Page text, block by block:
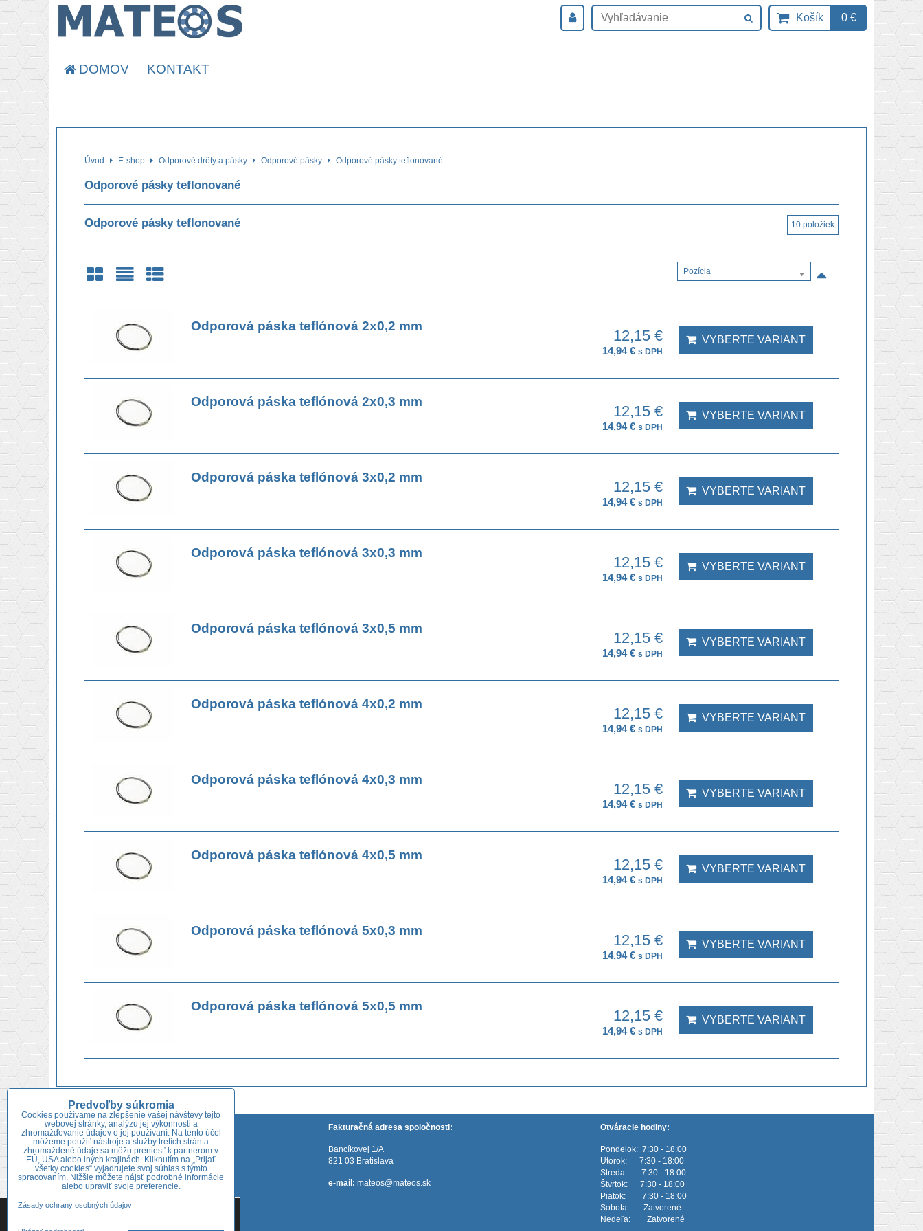
Košík 0 €
DOMOV KONTAKT
Úvod E-shop Odporové drôty a pásky Odporové pásky Odporové pásky teflonované
Odporové pásky teflonované
Odporové pásky teflonované 10 položiek
Pozícia
Odporová páska teflónová 2x0,2 mm
12,15 €
14,94 € s DPH
VYBERTE VARIANT
Odporová páska teflónová 2x0,3 mm
12,15 €
14,94 € s DPH
VYBERTE VARIANT
Odporová páska teflónová 3x0,2 mm
12,15 €
14,94 € s DPH
VYBERTE VARIANT
Odporová páska teflónová 3x0,3 mm
12,15 €
14,94 € s DPH
VYBERTE VARIANT
Odporová páska teflónová 3x0,5 mm
12,15 €
14,94 € s DPH
VYBERTE VARIANT
Odporová páska teflónová 4x0,2 mm
12,15 €
14,94 € s DPH
VYBERTE VARIANT
Odporová páska teflónová 4x0,3 mm
12,15 €
14,94 € s DPH
VYBERTE VARIANT
Odporová páska teflónová 4x0,5 mm
12,15 €
14,94 € s DPH
VYBERTE VARIANT
Odporová páska teflónová 5x0,3 mm
12,15 €
14,94 € s DPH
VYBERTE VARIANT
Odporová páska teflónová 5x0,5 mm
12,15 €
14,94 € s DPH
VYBERTE VARIANT
Adresa predajne:
Niklová 722/54
926 01 Sereď
Tel.:+421 918 689 753
+421 918 646 052
Fakturačná adresa spoločnosti:
Bancíkovej 1/A
821 03 Bratislava
e-mail: mateos@mateos.sk
Otváracie hodiny:
Pondelok: 7:30 - 18:00
Utorok: 7:30 - 18:00
Streda: 7:30 - 18:00
Štvrtok: 7:30 - 18:00
Piatok: 7:30 - 18:00
Sobota: Zatvorené
Nedeľa: Zatvorené
Predvoľby súkromia
Cookies používame na zlepšenie vašej návštevy tejto
webovej stránky, analýzu jej výkonnosti a
zhromažďovanie údajov o jej používaní. Na tento účel
môžeme použiť nástroje a služby tretích strán a
zhromaždené údaje sa môžu preniesť k partnerom v
EÚ, USA alebo iných krajinách. Kliknutím na „Prijať
všetky cookies“ vyjadrujete svoj súhlas s týmto
spracovaním. Nižšie môžete nájsť podrobné informácie
alebo upraviť svoje preferencie.
Zásady ochrany osobných údajov
Tieto internetové stránky používajú súbory cookies. Bližšie
zabrániť ich používaniu nájdete na stránke s informáciami